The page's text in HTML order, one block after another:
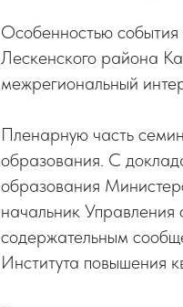
Особенностью события
Лескенского района
межрегиональный
Пленарную часть
образования. С
образования
начальник
содержательным
Института повышения